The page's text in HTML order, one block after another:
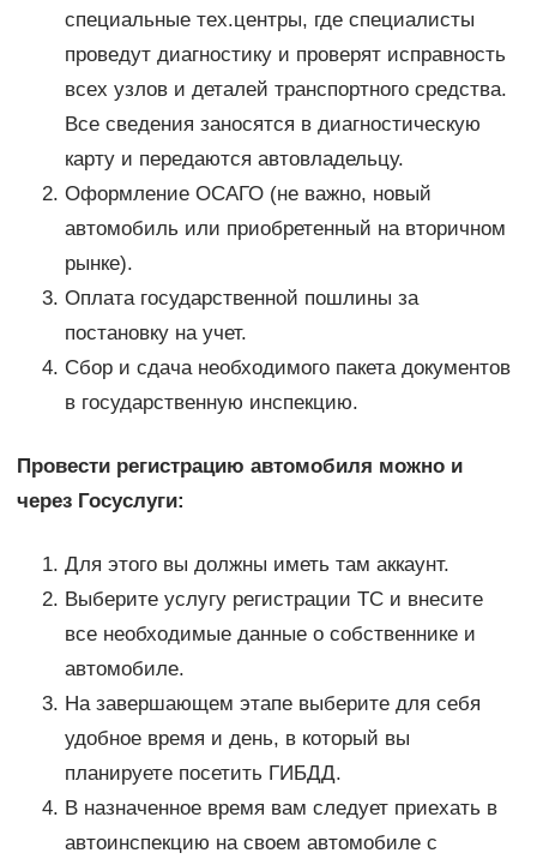
специальные тех.центры, где специалисты
проведут диагностику и проверят исправность
всех узлов и деталей транспортного средства.
Все сведения заносятся в диагностическую
карту и передаются автовладельцу.
Оформление ОСАГО (не важно, новый
автомобиль или приобретенный на вторичном
рынке).
Оплата государственной пошлины за
постановку на учет.
Сбор и сдача необходимого пакета документов
в государственную инспекцию.
Провести регистрацию автомобиля можно и
через Госуслуги:
Для этого вы должны иметь там аккаунт.
Выберите услугу регистрации ТС и внесите
все необходимые данные о собственнике и
автомобиле.
На завершающем этапе выберите для себя
удобное время и день, в который вы
планируете посетить ГИБДД.
В назначенное время вам следует приехать в
автоинспекцию на своем автомобиле с